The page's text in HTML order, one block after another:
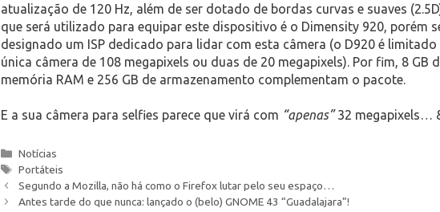
atualização de 120 Hz, além de ser dotado de bordas curvas e suaves
que será utilizado para equipar este dispositivo é o Dimensity 920, porém
designado um ISP dedicado para lidar com esta câmera (o D920 é limitado
única câmera de 108 megapixels ou duas de 20 megapixels). Por fim, 8 GB
memória RAM e 256 GB de armazenamento complementam o pacote.
E a sua câmera para selfies parece que virá com “apenas”32 megapixels…
Categories
Notícias
Tags
Portáteis
Segundo a Mozilla, não há como o Firefox lutar pelo seu espaço…
Antes tarde do que nunca: lançado o (belo) GNOME 43 “Guadalajara”!